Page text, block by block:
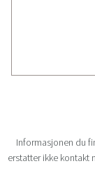
Informasjonen du
erstatter ikke kontakt